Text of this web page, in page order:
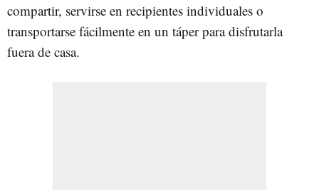
compartir, servirse en recipientes individuales o
transportarse fácilmente en un táper para disfrutarla
fuera de casa.